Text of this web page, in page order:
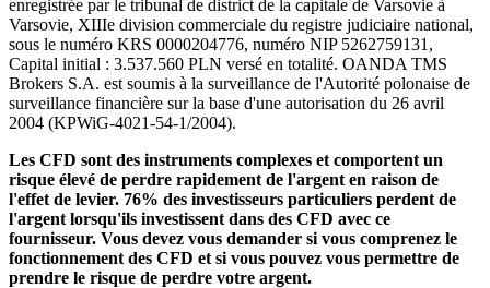
enregistrée par le tribunal de district de la capitale de Varsovie à
Varsovie, XIIIe division commerciale du registre judiciaire national,
sous le numéro KRS 0000204776, numéro NIP 5262759131,
Capital initial : 3.537.560 PLN versé en totalité. OANDA TMS
Brokers S.A. est soumis à la surveillance de l'Autorité polonaise de
surveillance financière sur la base d'une autorisation du 26 avril
2004 (KPWiG-4021-54-1/2004).
Les CFD sont des instruments complexes et comportent un
risque élevé de perdre rapidement de l'argent en raison de
l'effet de levier. 76% des investisseurs particuliers perdent de
l'argent lorsqu'ils investissent dans des CFD avec ce
fournisseur. Vous devez vous demander si vous comprenez le
fonctionnement des CFD et si vous pouvez vous permettre de
prendre le risque de perdre votre argent.